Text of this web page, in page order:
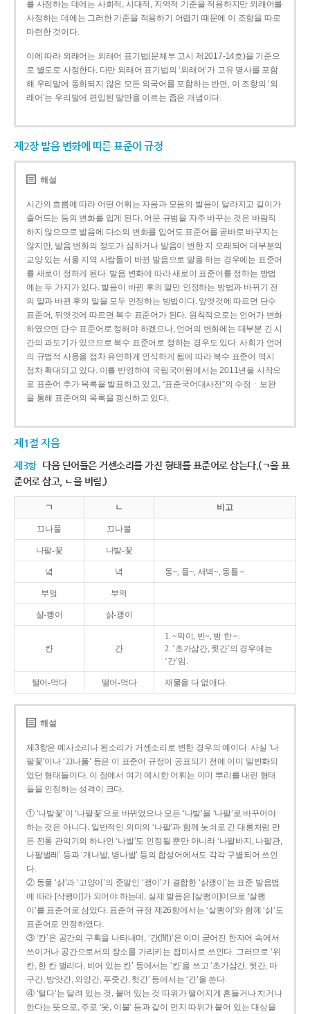
를 사정하는 데에는 사회적, 시대적, 지역적 기준을 적용하지만 외래어를
사정하는 데에는 그러한 기준을 적용하기 어렵기 때문에 이 조항을 따로
마련한 것이다.
이에 따라 외래어는 외래어 표기법(문체부 고시 제2017-14호)을 기준으
로 별도로 사정한다. 다만 외래어 표기법의 ‘외래어’가 고유 명사를 포함
해 우리말에 동화되지 않은 모든 외국어를 포함하는 반면, 이 조항의 ‘외
래어’는 우리말에 편입된 말만을 이르는 좁은 개념이다.
제2장 발음 변화에 따른 표준어 규정
해설
시간의 흐름에 따라 어떤 어휘는 자음과 모음의 발음이 달라지고 길이가
줄어드는 등의 변화를 입게 된다. 어문 규범을 자주 바꾸는 것은 바람직
하지 않으므로 발음에 다소의 변화를 입어도 표준어를 곧바로 바꾸지는
않지만, 발음 변화의 정도가 심하거나 발음이 변한 지 오래되어 대부분의
교양 있는 서울 지역 사람들이 바뀐 발음으로 말을 하는 경우에는 표준어
를 새로이 정하게 된다. 발음 변화에 따라 새로이 표준어를 정하는 방법
에는 두 가지가 있다. 발음이 바뀐 후의 말만 인정하는 방법과 바뀌기 전
의 말과 바뀐 후의 말을 모두 인정하는 방법이다. 앞엣것에 따르면 단수
표준어, 뒤엣것에 따르면 복수 표준어가 된다. 원칙적으로는 언어가 변화
하였으면 단수 표준어로 정해야 하겠으나, 언어의 변화에는 대부분 긴 시
간의 과도기가 있으므로 복수 표준어로 정하는 경우도 있다. 사회가 언어
의 규범적 사용을 점차 유연하게 인식하게 됨에 따라 복수 표준어 역시
점차 확대되고 있다. 이를 반영하여 국립국어원에서는 2011년을 시작으
로 표준어 추가 목록을 발표하고 있고, “표준국어대사전”의 수정ㆍ보완
을 통해 표준어의 목록을 갱신하고 있다.
제1절 자음
제3항 다음 단어들은 거센소리를 가진 형태를 표준어로 삼는다.(ㄱ을 표
준어로 삼고, ㄴ을 버림.)
ㄱ ㄴ 비고
끄나풀 끄나불
나팔-꽃 나발-꽃
녘 녁 동~, 들~, 새벽~, 동틀 ~.
부엌 부억
살-쾡이 삵-괭이
칸 간
1. ~막이, 빈~, 방 한 ~.
2. ‘초가삼간, 윗간’의 경우에는
‘간’임.
털어-먹다 떨어-먹다 재물을 다 없애다.
해설
제3항은 예사소리나 된소리가 거센소리로 변한 경우의 예이다. 사실 ‘나
팔꽃’이나 ‘끄나풀’ 등은 이 표준어 규정이 공표되기 전에 이미 일반화되
었던 형태들이다. 이 점에서 여기 예시한 어휘는 이미 뿌리를 내린 형태
들을 인정하는 성격이 크다.
① ‘나발꽃’이 ‘나팔꽃’으로 바뀌었으나 모든 ‘나발’을 ‘나팔’로 바꾸어야
하는 것은 아니다. 일반적인 의미의 ‘나팔’과 함께 놋쇠로 긴 대롱처럼 만
든 전통 관악기의 하나인 ‘나발’도 인정될 뿐만 아니라 ‘나팔바지, 나팔관,
나팔벌레’ 등과 ‘개나발, 병나발’ 등의 합성어에서도 각각 구별되어 쓰인
다.
② 동물 ‘삵’과 ‘고양이’의 준말인 ‘괭이’가 결합한 ‘삵괭이’는 표준 발음법
에 따라 [삭꽹이]가 되어야 하는데, 실제 발음은 [살쾡이]이므로 ‘살쾡
이’를 표준어로 삼았다. 표준어 규정 제26항에서는 ‘살쾡이’와 함께 ‘삵’도
표준어로 인정하였다.
③ ‘칸’은 공간의 구획을 나타내며, ‘간(間)’은 이미 굳어진 한자어 속에서
쓰이거나 공간으로서의 장소를 가리키는 접미사로 쓰인다. 그러므로 ‘위
칸, 한 칸 벌리다, 비어 있는 칸’ 등에서는 ‘칸’을 쓰고 ‘초가삼간, 뒷간, 마
구간, 방앗간, 외양간, 푸줏간, 헛간’ 등에서는 ‘간’을 쓴다.
④ ‘털다’는 달려 있는 것, 붙어 있는 것 따위가 떨어지게 흔들거나 치거나
한다는 뜻으로, 주로 ‘옷, 이불’ 등과 같이 먼지 따위가 붙어 있는 대상을